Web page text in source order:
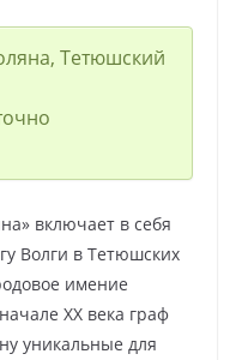
Тетюшский
включает в себя
Волги в Тетюшских
имение
XX века граф
уникальные для